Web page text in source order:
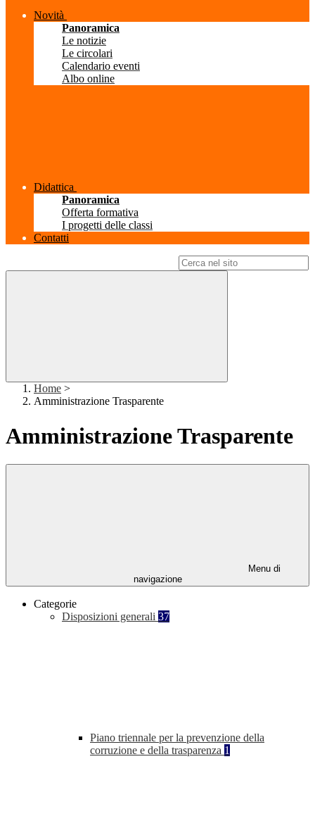
Novità
Panoramica
Le notizie
Le circolari
Calendario eventi
Albo online
Didattica
Panoramica
Offerta formativa
I progetti delle classi
Contatti
Home >
Amministrazione Trasparente
Amministrazione Trasparente
Menu di
navigazione
Categorie
Disposizioni generali 37
Piano triennale per la prevenzione della
corruzione e della trasparenza 1